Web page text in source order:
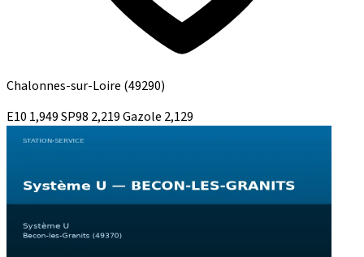
Chalonnes-sur-Loire (49290)
E10 1,949SP98 2,219Gazole 2,129